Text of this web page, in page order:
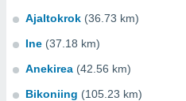
Ajaltokrok (36.73 km)
Ine (37.18 km)
Anekirea (42.56 km)
Bikoniing (105.23 km)